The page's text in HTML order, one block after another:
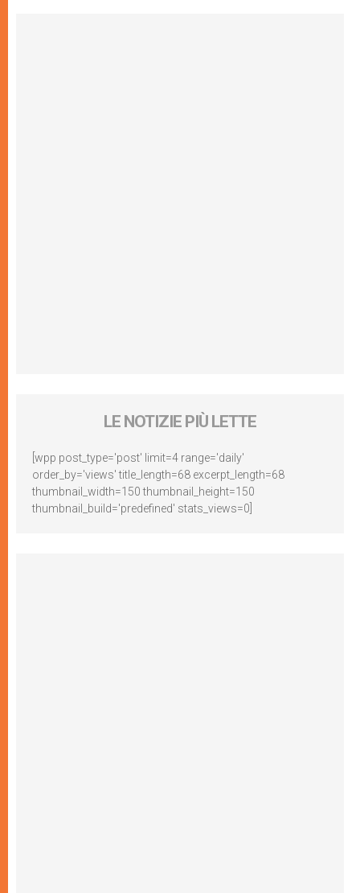
LE NOTIZIE PIÙ LETTE
[wpp post_type='post' limit=4 range='daily'
order_by='views' title_length=68 excerpt_length=68
thumbnail_width=150 thumbnail_height=150
thumbnail_build='predefined' stats_views=0]